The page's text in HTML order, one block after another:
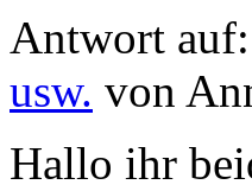
Antwort auf:
usw. von
Hallo ihr